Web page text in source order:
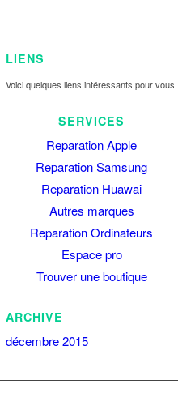
LIENS
Voici quelques liens intéressants pour vous !
SERVICES
Reparation Apple
Reparation Samsung
Reparation Huawai
Autres marques
Reparation Ordinateurs
Espace pro
Trouver une boutique
ARCHIVE
décembre 2015